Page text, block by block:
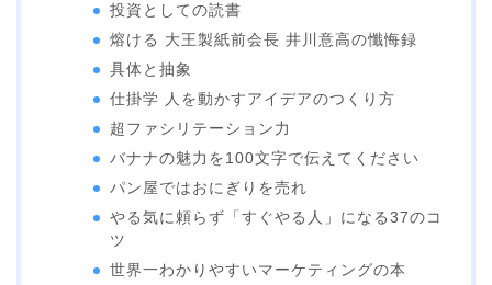
投資としての読書
熔ける 大王製紙前会長 井川意高の懺悔録
具体と抽象
仕掛学 人を動かすアイデアのつくり方
超ファシリテーション力
バナナの魅力を100文字で伝えてください
パン屋ではおにぎりを売れ
やる気に頼らず「すぐやる人」になる37のコ
ツ
世界一わかりやすいマーケティングの本